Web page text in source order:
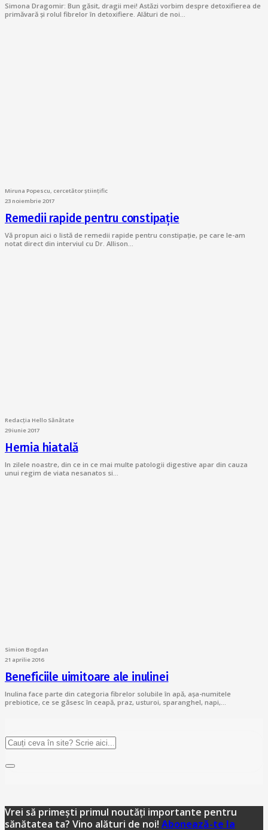
Simona Dragomir: Bun găsit, dragii mei! Astăzi vorbim despre detoxifierea de
primăvară și rolul fibrelor în detoxifiere. Alături de noi…
Miruna Popescu, cercetător științific
23 noiembrie 2017
Remedii rapide pentru constipație
Vă propun aici o listă de remedii rapide pentru constipație, pe care le-am
notat direct din interviul cu Dr. Allison…
Redacția Hello Sănătate
29 iunie 2017
Hernia hiatală
In zilele noastre, din ce in ce mai multe patologii digestive apar din cauza
unui regim de viata nesanatos si…
Simion Bogdan
21 aprilie 2016
Beneficiile uimitoare ale inulinei
Inulina face parte din categoria fibrelor solubile în apă, așa-numitele
prebiotice, ce se găsesc în ceapă, praz, usturoi, sparanghel, napi,…
Vrei să primești primul noutăți importante pentru
sănătatea ta? Vino alături de noi! Abonează-te la